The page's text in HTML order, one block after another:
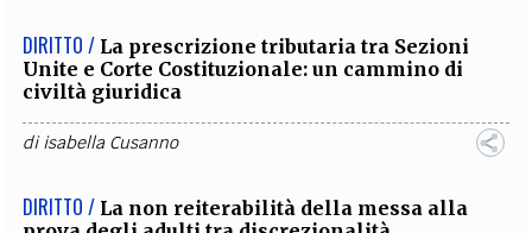
DIRITTO / La prescrizione tributaria tra Sezioni
Unite e Corte Costituzionale: un cammino di
civiltà giuridica
diisabella Cusanno
DIRITTO / La non reiterabilità della messa alla